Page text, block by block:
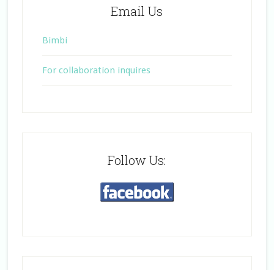
Email Us
Bimbi
For collaboration inquires
Follow Us: